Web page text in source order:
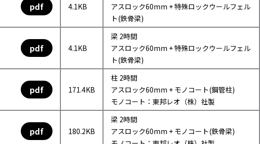
pdf 4.1KB
アスロック60mm + 特殊ロックウールフェル
ト(鉄骨梁)
pdf 4.1KB
梁 2時間
アスロック60mm + 特殊ロックウールフェル
ト(鉄骨梁)
pdf 171.4KB
柱 2時間
アスロック60mm + モノコート(鋼管柱)
モノコート：東邦レオ（株）社製
pdf 180.2KB
梁 2時間
アスロック60mm + モノコート(鉄骨梁)